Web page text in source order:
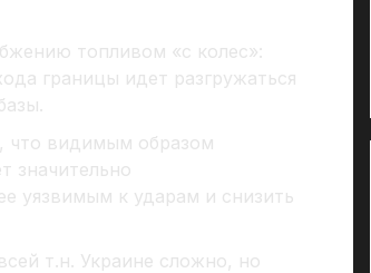
топливом «с колес»:
границы идет разгружаться
что видимым образом
значительно
уязвимым к ударам и снизить
т.н. Украине сложно, но